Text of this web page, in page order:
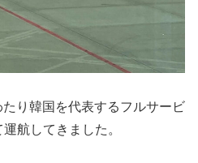
り韓国を代表するフルサービ
航してきました。